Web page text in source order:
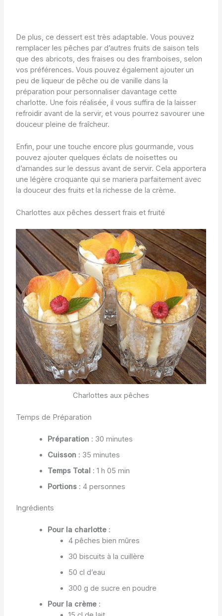
De plus, ce dessert est très adaptable. Vous pouvez
remplacer les pêches par d’autres fruits de saison tels
que des abricots, des fraises ou des framboises, selon
vos préférences. Vous pouvez également ajouter un
peu de liqueur de pêche ou de vanille dans la
préparation pour personnaliser davantage cette
charlotte. Une fois réalisée, il vous suffira de la laisser
refroidir avant de la servir, et vous pourrez savourer une
douceur pleine de fraîcheur.
Enfin, pour une touche encore plus gourmande, vous
pouvez ajouter quelques éclats de noisettes ou
d’amandes sur le dessus avant de servir. Cela apportera
une légère croquante qui se mariera parfaitement avec
la douceur des fruits et la richesse de la crème.
Charlottes aux pêches dessert frais et fruité
Charlottes aux pêches
Temps de Préparation
Préparation: 30 minutes
Cuisson: 35 minutes
Temps Total : 1 h 05 min
Portions: 4 personnes
Ingrédients
Pour la charlotte:
4 pêches bien mûres
30 biscuits à la cuillère
50 cl d’eau
300 g de sucre en poudre
Pour la crème: